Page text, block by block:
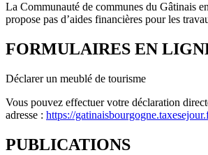
La Communauté de communes du Gâtinais
propose pas d’aides financières pour les
FORMULAIRES EN
Déclarer un meublé de tourisme
Vous pouvez effectuer votre déclaration
adresse : https://
PUBLICATIONS